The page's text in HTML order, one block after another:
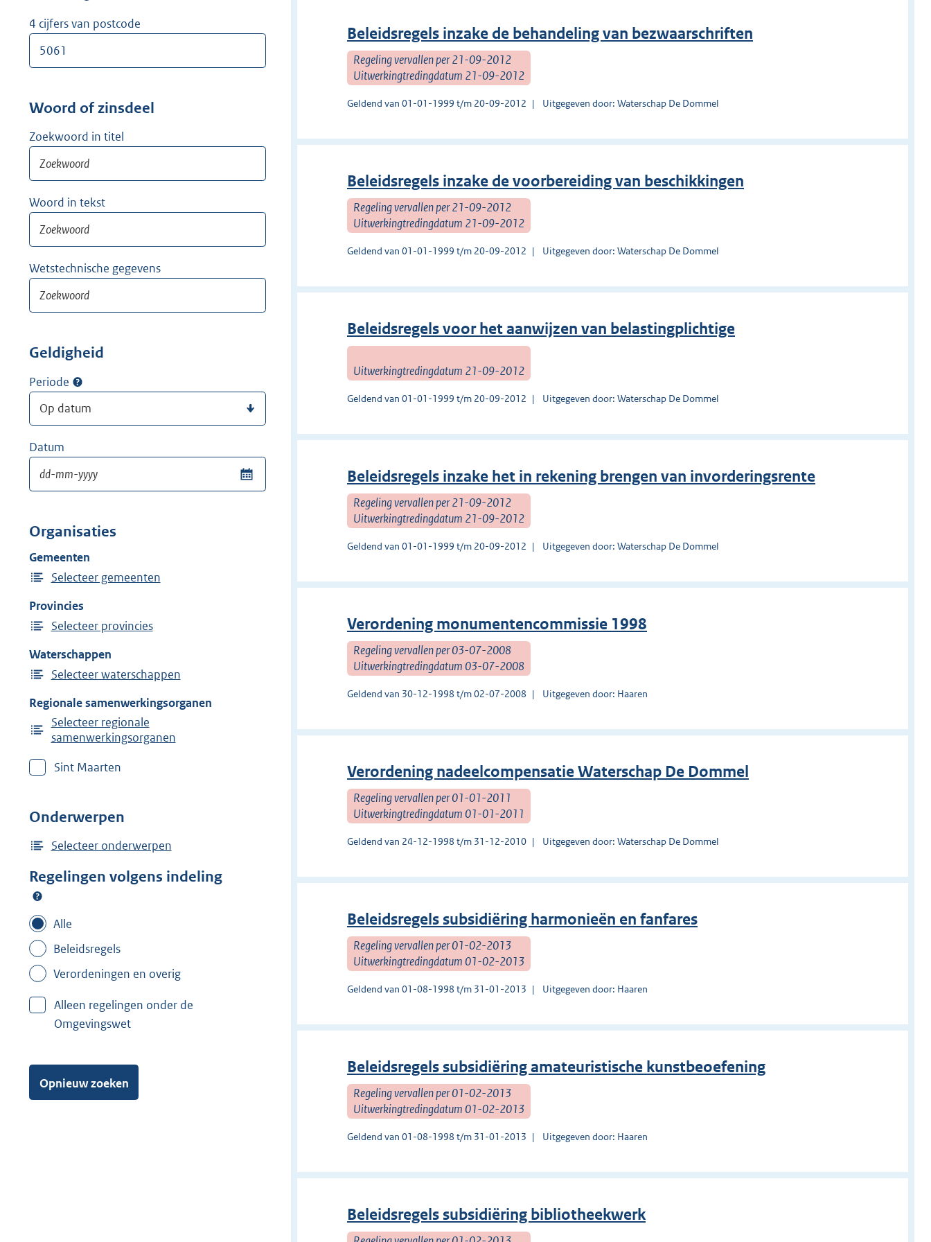
i
4 cijfers van postcode
Woord of zinsdeel
Zoekwoord in titel
Woord in tekst
Wetstechnische gegevens
Geldigheid
Periode
Datum
Organisaties
Gemeenten
Selecteer gemeenten
Provincies
Selecteer provincies
Waterschappen
Selecteer waterschappen
Regionale samenwerkingsorganen
Selecteer regionale
samenwerkingsorganen
Sint Maarten
Onderwerpen
Selecteer onderwerpen
Regelingen volgens indeling
Alle
Beleidsregels
Verordeningen en overig
Alleen regelingen onder de
Omgevingswet
Opnieuw zoeken
Beleidsregels inzake de behandeling van bezwaarschriften
Regeling vervallen per 21-09-2012
Uitwerkingtredingdatum 21-09-2012
Geldend van 01-01-1999 t/m 20-09-2012 Uitgegeven door: Waterschap De Dommel
Beleidsregels inzake de voorbereiding van beschikkingen
Regeling vervallen per 21-09-2012
Uitwerkingtredingdatum 21-09-2012
Geldend van 01-01-1999 t/m 20-09-2012 Uitgegeven door: Waterschap De Dommel
Beleidsregels voor het aanwijzen van belastingplichtige
Uitwerkingtredingdatum 21-09-2012
Geldend van 01-01-1999 t/m 20-09-2012 Uitgegeven door: Waterschap De Dommel
Beleidsregels inzake het in rekening brengen van invorderingsrente
Regeling vervallen per 21-09-2012
Uitwerkingtredingdatum 21-09-2012
Geldend van 01-01-1999 t/m 20-09-2012 Uitgegeven door: Waterschap De Dommel
Verordening monumentencommissie 1998
Regeling vervallen per 03-07-2008
Uitwerkingtredingdatum 03-07-2008
Geldend van 30-12-1998 t/m 02-07-2008 Uitgegeven door: Haaren
Verordening nadeelcompensatie Waterschap De Dommel
Regeling vervallen per 01-01-2011
Uitwerkingtredingdatum 01-01-2011
Geldend van 24-12-1998 t/m 31-12-2010 Uitgegeven door: Waterschap De Dommel
Beleidsregels subsidiëring harmonieën en fanfares
Regeling vervallen per 01-02-2013
Uitwerkingtredingdatum 01-02-2013
Geldend van 01-08-1998 t/m 31-01-2013 Uitgegeven door: Haaren
Beleidsregels subsidiëring amateuristische kunstbeoefening
Regeling vervallen per 01-02-2013
Uitwerkingtredingdatum 01-02-2013
Geldend van 01-08-1998 t/m 31-01-2013 Uitgegeven door: Haaren
Beleidsregels subsidiëring bibliotheekwerk